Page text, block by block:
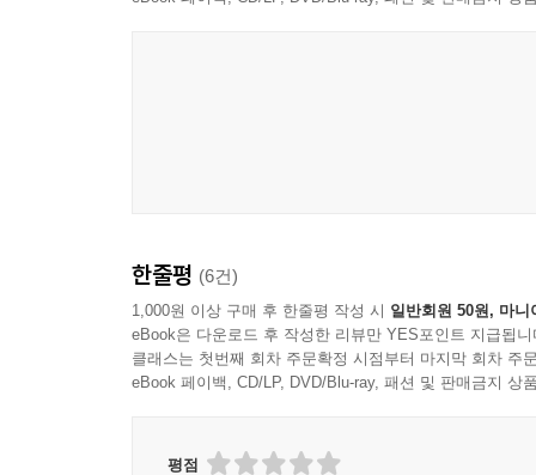
한줄평 (6건)
1,000원 이상 구매 후 한줄평 작성 시 일반회원 50원, 마니
eBook은 다운로드 후 작성한 리뷰만 YES포인트 지급됩니
클래스는 첫번째 회차 주문확정 시점부터 마지막 회차 주
eBook 페이백, CD/LP, DVD/Blu-ray, 패션 및 판매금지 상
평점